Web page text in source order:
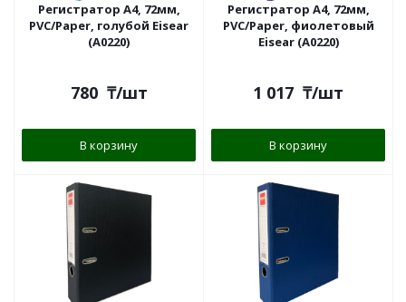
Регистратор A4, 72мм,
PVC/Paper, голубой Eisear
(A0220)
780 ₸/шт
В корзину
Регистратор A4, 72мм,
PVC/Paper, фиолетовый
Eisear (A0220)
1 017 ₸/шт
В корзину